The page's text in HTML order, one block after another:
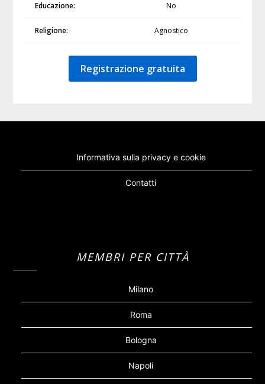
Educazione: No
Religione: Agnostico
Registrazione gratuita
Informativa sulla privacy e cookie
Contatti
MEMBRI PER CITTÀ
Milano
Roma
Bologna
Napoli